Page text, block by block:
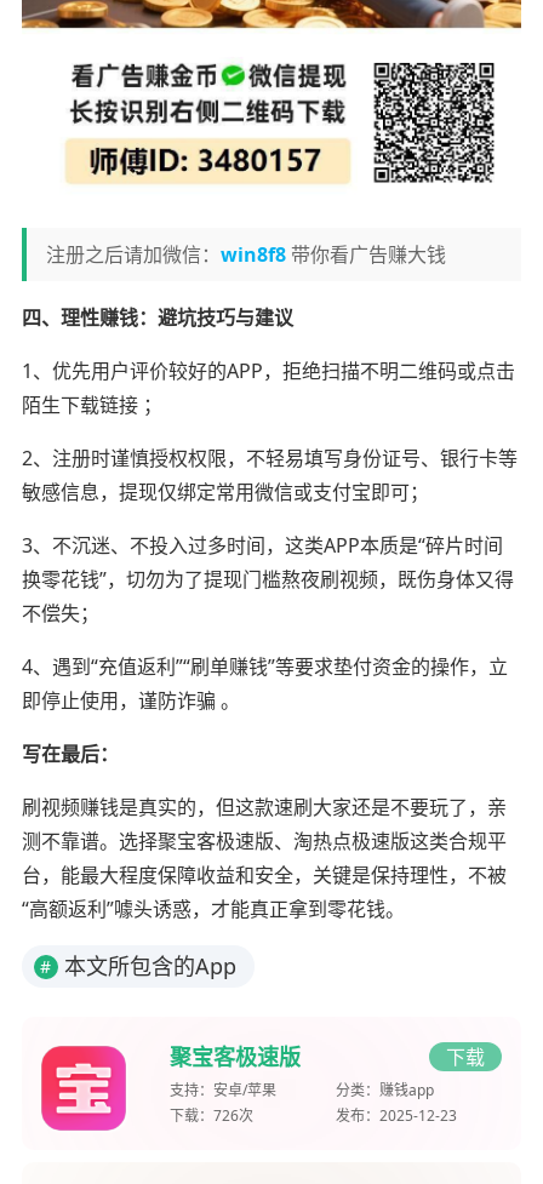
注册之后请加微信： win8f8带你看广告赚大钱
四、理性赚钱：避坑技巧与建议
1、优先用户评价较好的APP，拒绝扫描不明二维码或点击
陌生下载链接 ；
2、注册时谨慎授权权限，不轻易填写身份证号、银行卡等
敏感信息，提现仅绑定常用微信或支付宝即可；
3、不沉迷、不投入过多时间，这类APP本质是“碎片时间
换零花钱”，切勿为了提现门槛熬夜刷视频，既伤身体又得
不偿失；
4、遇到“充值返利”“刷单赚钱”等要求垫付资金的操作，立
即停止使用，谨防诈骗 。
写在最后：
刷视频赚钱是真实的，但这款速刷大家还是不要玩了，亲
测不靠谱。选择聚宝客极速版、淘热点极速版这类合规平
台，能最大程度保障收益和安全，关键是保持理性，不被
“高额返利”噱头诱惑，才能真正拿到零花钱。
# 本文所包含的App
聚宝客极速版 下载
支持： 安卓/苹果 分类： 赚钱app
下载： 726次 发布： 2025-12-23